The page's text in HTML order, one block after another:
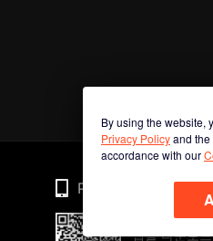
By using the website,
Privacy Policyand the
accordance with our
Phone
앱을 다운로